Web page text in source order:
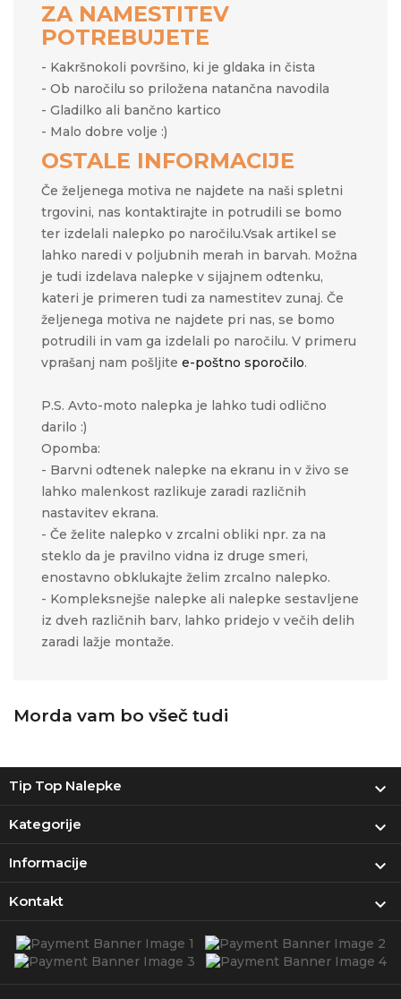
ZA NAMESTITEV
POTREBUJETE
- Kakršnokoli površino, ki je gldaka in čista
- Ob naročilu so priložena natančna navodila
- Gladilko ali bančno kartico
- Malo dobre volje :)
OSTALE INFORMACIJE
Če željenega motiva ne najdete na naši spletni
trgovini, nas kontaktirajte in potrudili se bomo
ter izdelali nalepko po naročilu.Vsak artikel se
lahko naredi v poljubnih merah in barvah. Možna
je tudi izdelava nalepke v sijajnem odtenku,
kateri je primeren tudi za namestitev zunaj. Če
željenega motiva ne najdete pri nas, se bomo
potrudili in vam ga izdelali po naročilu. V primeru
vprašanj nam pošljite e-poštno sporočilo.
P.S. Avto-moto nalepka je lahko tudi odlično
darilo :)
Opomba:
- Barvni odtenek nalepke na ekranu in v živo se
lahko malenkost razlikuje zaradi različnih
nastavitev ekrana.
- Če želite nalepko v zrcalni obliki npr. za na
steklo da je pravilno vidna iz druge smeri,
enostavno obklukajte želim zrcalno nalepko.
- Kompleksnejše nalepke ali nalepke sestavljene
iz dveh različnih barv, lahko pridejo v večih delih
zaradi lažje montaže.
Morda vam bo všeč tudi
Tip Top Nalepke 
Kategorije 
Informacije 
Kontakt 